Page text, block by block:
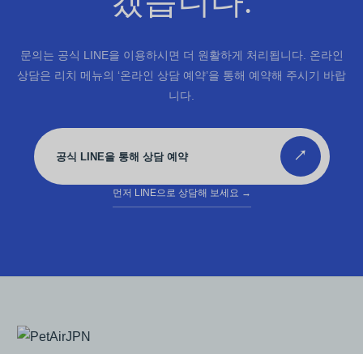
문의는 공식 LINE을 이용하시면 더 원활하게 처리됩니다. 온라인
상담은 리치 메뉴의 ‘온라인 상담 예약’을 통해 예약해 주시기 바랍
니다.
공식 LINE을 통해 상담 예약 ↗
먼저 LINE으로 상담해 보세요 →